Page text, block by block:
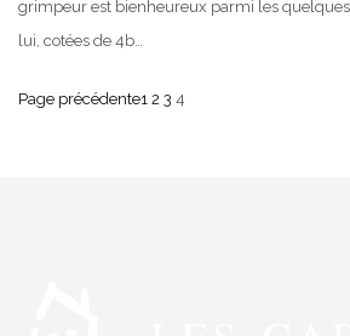
grimpeur est bienheureux parmi les quelques
lui, cotées de 4b…
Page précédente1 2 3 4